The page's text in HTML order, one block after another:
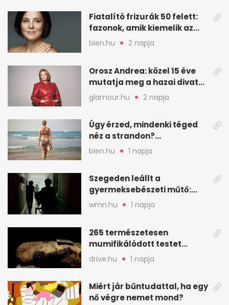
Fiatalító frizurák 50 felett:
fazonok, amik kiemelik az
arcodat
bien.hu 2 napja
Orosz Andrea: közel 15 éve
mutatja meg a hazai divat
arcait
glamour.hu 2 napja
Úgy érzed, mindenki téged
néz a strandon?
Pszichológusok szerint más
áll a háttérben
bien.hu 1 napja
Szegeden leállt a
gyermeksebészeti műtő:
elfogytak a tartalékok
wmn.hu 1 napja
265 természetesen
mumifikálódott testet
találtak egy váci templom
drive.hu 1 napja
Miért jár bűntudattal, ha egy
nő végre nemet mond?